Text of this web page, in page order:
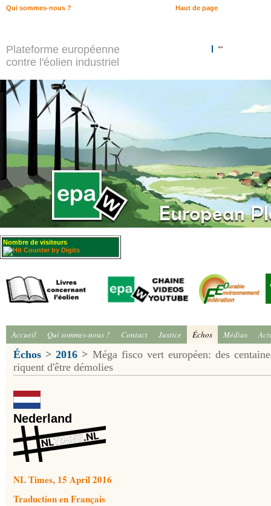
Plateforme européenne
contre l'éolien industriel
""
Nombre de visiteurs :
Accueil Qui sommes-nous ? Contact Justice Échos Médias
Échos > 2016 > Méga fisco vert européen: des
riquent d'être démolies
Nederland
NL Times, 15 April 2016
Traduction en Français
Haut de page
Qui sommes-nous ?